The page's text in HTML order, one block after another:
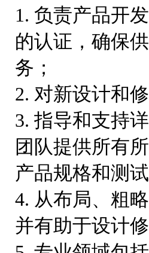
1. 负责产品开
的认证，确保
务；
2. 对新设计和
3. 指导和支持
团队提供所有
产品规格和测试
4. 从布局、粗
并有助于设计